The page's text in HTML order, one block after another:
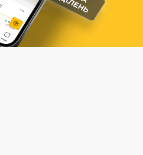
Страхові послуги
Каталог «Укрпошта Маркет»